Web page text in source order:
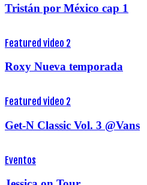
Tristán por México cap 1
Featured video 2
Roxy Nueva temporada
Featured video 2
Get-N Classic Vol. 3 @Vans
Eventos